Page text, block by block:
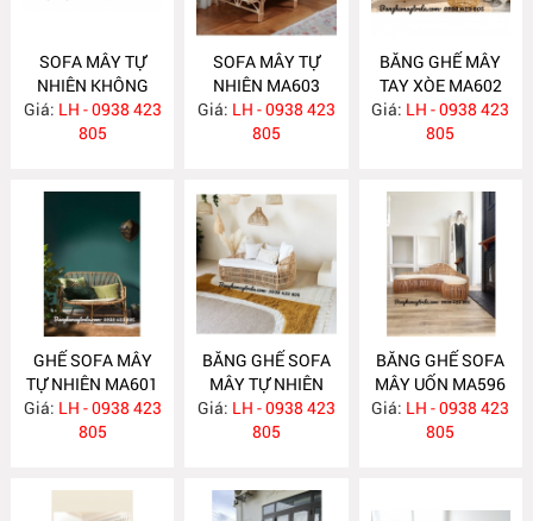
SOFA MÂY TỰ
NHIÊN KHÔNG
TỰA MA604
Giá: LH - 0938 423
805
SOFA MÂY TỰ
NHIÊN MA603
Giá: LH - 0938 423
805
BĂNG GHẾ MÂY
TAY XÒE MA602
Giá: LH - 0938 423
805
GHẾ SOFA MÂY
TỰ NHIÊN MA601
Giá: LH - 0938 423
805
BĂNG GHẾ SOFA
MÂY TỰ NHIÊN
MA597
Giá: LH - 0938 423
805
BĂNG GHẾ SOFA
MÂY UỐN MA596
Giá: LH - 0938 423
805